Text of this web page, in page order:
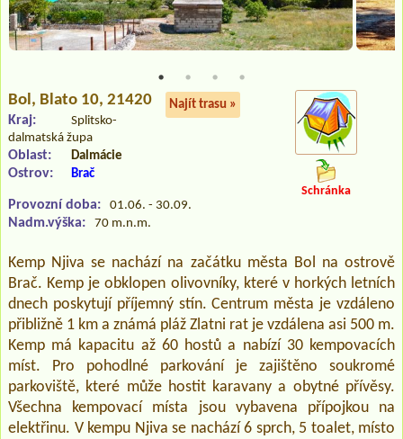
Bol , Blato 10, 21420 Najít trasu »
Kraj:
Splitsko-
dalmatská župa
Oblast: Dalmácie
Ostrov: Brač
Provozní doba: 01.06. - 30.09.
Nadm.výška: 70 m.n.m.
Schránka
Kemp Njiva se nachází na začátku města Bol na ostrově
Brač. Kemp je obklopen olivovníky, které v horkých letních
dnech poskytují příjemný stín. Centrum města je vzdáleno
přibližně 1 km a známá pláž Zlatni rat je vzdálena asi 500 m.
Kemp má kapacitu až 60 hostů a nabízí 30 kempovacích
míst. Pro pohodlné parkování je zajištěno soukromé
parkoviště, které může hostit karavany a obytné přívěsy.
Všechna kempovací místa jsou vybavena přípojkou na
elektřinu. V kempu Njiva se nachází 6 sprch, 5 toalet, místo